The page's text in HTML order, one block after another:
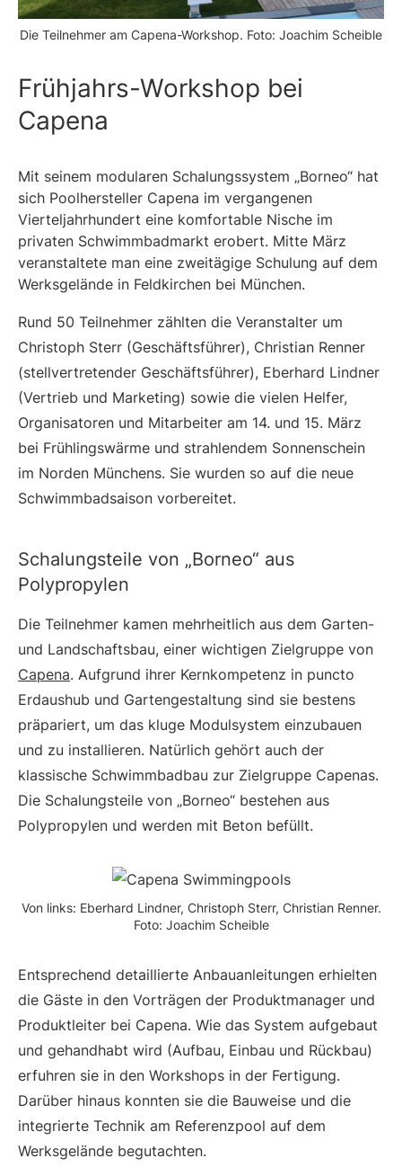
Die Teilnehmer am Capena-Workshop. Foto: Joachim Scheible
Frühjahrs-Workshop bei
Capena
Mit seinem modularen Schalungssystem „Borneo“ hat
sich Poolhersteller Capena im vergangenen
Vierteljahrhundert eine komfortable Nische im
privaten Schwimmbadmarkt erobert. Mitte März
veranstaltete man eine zweitägige Schulung auf dem
Werksgelände in Feldkirchen bei München.
Rund 50 Teilnehmer zählten die Veranstalter um
Christoph Sterr (Geschäftsführer), Christian Renner
(stellvertretender Geschäftsführer), Eberhard Lindner
(Vertrieb und Marketing) sowie die vielen Helfer,
Organisatoren und Mitarbeiter am 14. und 15. März
bei Frühlingswärme und strahlendem Sonnenschein
im Norden Münchens. Sie wurden so auf die neue
Schwimmbadsaison vorbereitet.
Schalungsteile von „Borneo“ aus
Polypropylen
Die Teilnehmer kamen mehrheitlich aus dem Garten-
und Landschaftsbau, einer wichtigen Zielgruppe von
Capena. Aufgrund ihrer Kernkompetenz in puncto
Erdaushub und Gartengestaltung sind sie bestens
präpariert, um das kluge Modulsystem einzubauen
und zu installieren. Natürlich gehört auch der
klassische Schwimmbadbau zur Zielgruppe Capenas.
Die Schalungsteile von „Borneo“ bestehen aus
Polypropylen und werden mit Beton befüllt.
Von links: Eberhard Lindner, Christoph Sterr, Christian Renner.
Foto: Joachim Scheible
Entsprechend detaillierte Anbauanleitungen erhielten
die Gäste in den Vorträgen der Produktmanager und
Produktleiter bei Capena. Wie das System aufgebaut
und gehandhabt wird (Aufbau, Einbau und Rückbau)
erfuhren sie in den Workshops in der Fertigung.
Darüber hinaus konnten sie die Bauweise und die
integrierte Technik am Referenzpool auf dem
Werksgelände begutachten.